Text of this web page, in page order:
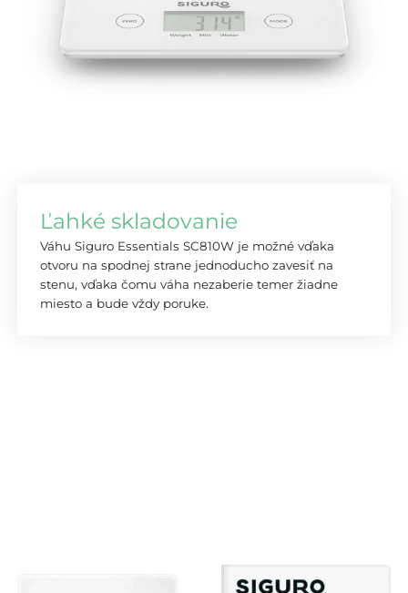
Ľahké skladovanie
Váhu Siguro Essentials SC810W je možné vďaka
otvoru na spodnej strane jednoducho zavesiť na
stenu, vďaka čomu váha nezaberie temer žiadne
miesto a bude vždy poruke.